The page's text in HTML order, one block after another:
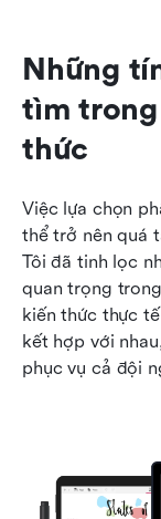
Những
tìm
thức
Việc lựa chọn
thể trở nên quá
Tôi đã tinh lọc
quan trọng
kiến thức thực
kết hợp với
phục vụ cả đội